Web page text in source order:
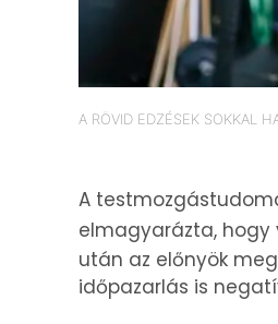
A RÖVID EDZÉSEK SOKKAL
A
elmagyarázta, hogy
után az előnyök
időpazarlás is